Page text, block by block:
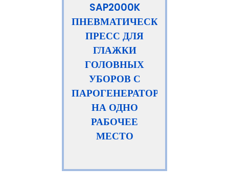
SAP2000K
ПНЕВМАТИЧЕСКИЙ
ПРЕСС ДЛЯ
ГЛАЖКИ
ГОЛОВНЫХ
УБОРОВ С
ПАРОГЕНЕРАТОРОМ,
НА ОДНО
РАБОЧЕЕ
МЕСТО